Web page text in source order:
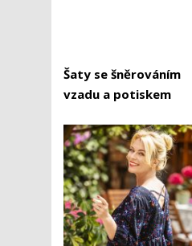
Šaty se šněrováním
vzadu a potiskem